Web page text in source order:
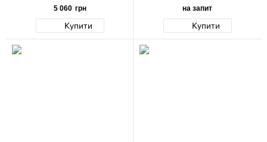
5 060 грн
Купити
на запит
Купити